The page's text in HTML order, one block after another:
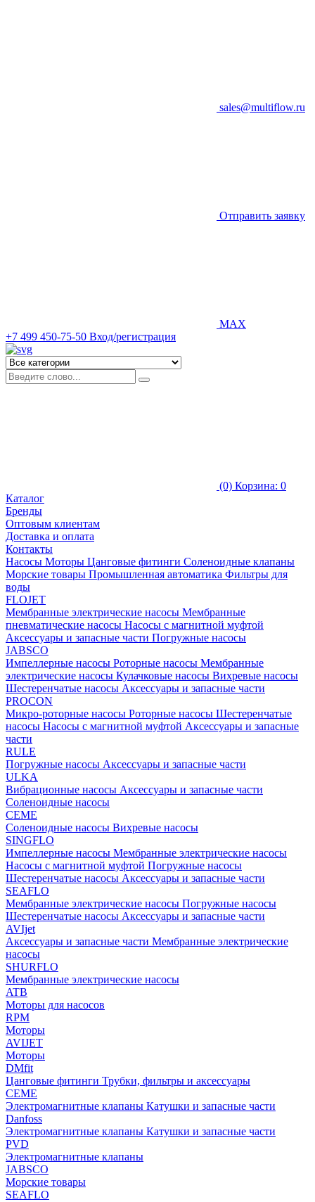
sales@multiflow.ru
Отправить заявку
MAX
+7 499 450-75-50 Вход/регистрация
(0) Корзина: 0
Каталог
Бренды
Оптовым клиентам
Доставка и оплата
Контакты
Насосы Моторы Цанговые фитинги Соленоидные клапаны
Морские товары Промышленная автоматика Фильтры для
воды
FLOJET
Мембранные электрические насосы Мембранные
пневматические насосы Насосы с магнитной муфтой
Аксессуары и запасные части Погружные насосы
JABSCO
Импеллерные насосы Роторные насосы Мембранные
электрические насосы Кулачковые насосы Вихревые насосы
Шестеренчатые насосы Аксессуары и запасные части
PROCON
Микро-роторные насосы Роторные насосы Шестеренчатые
насосы Насосы с магнитной муфтой Аксессуары и запасные
части
RULE
Погружные насосы Аксессуары и запасные части
ULKA
Вибрационные насосы Аксессуары и запасные части
Соленоидные насосы
CEME
Соленоидные насосы Вихревые насосы
SINGFLO
Импеллерные насосы Мембранные электрические насосы
Насосы с магнитной муфтой Погружные насосы
Шестеренчатые насосы Аксессуары и запасные части
SEAFLO
Мембранные электрические насосы Погружные насосы
Шестеренчатые насосы Аксессуары и запасные части
AVIjet
Аксессуары и запасные части Мембранные электрические
насосы
SHURFLO
Мембранные электрические насосы
ATB
Моторы для насосов
RPM
Моторы
AVIJET
Моторы
DMfit
Цанговые фитинги Трубки, фильтры и аксессуары
CEME
Электромагнитные клапаны Катушки и запасные части
Danfoss
Электромагнитные клапаны Катушки и запасные части
PVD
Электромагнитные клапаны
JABSCO
Морские товары
SEAFLO